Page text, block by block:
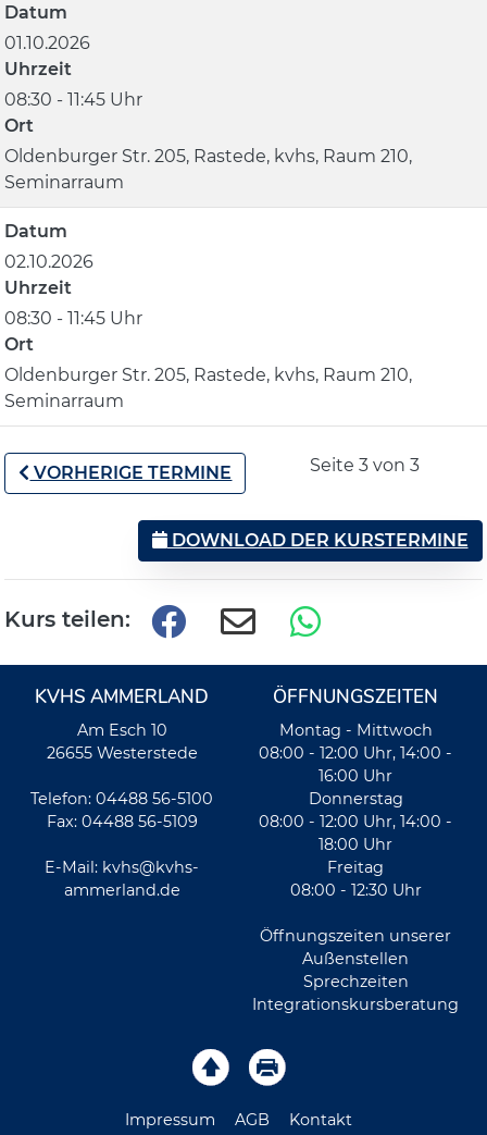
Datum
01.10.2026
Uhrzeit
08:30 - 11:45 Uhr
Ort
Oldenburger Str. 205, Rastede, kvhs, Raum 210,
Seminarraum
Datum
02.10.2026
Uhrzeit
08:30 - 11:45 Uhr
Ort
Oldenburger Str. 205, Rastede, kvhs, Raum 210,
Seminarraum
VORHERIGE TERMINE Seite 3 von 3
DOWNLOAD DER KURSTERMINE
Kurs teilen:
KVHS AMMERLAND
Am Esch 10
26655 Westerstede
Telefon: 04488 56-5100
Fax: 04488 56-5109
E-Mail: kvhs@kvhs-
ammerland.de
ÖFFNUNGSZEITEN
Montag - Mittwoch
08:00 - 12:00 Uhr, 14:00 -
16:00 Uhr
Donnerstag
08:00 - 12:00 Uhr, 14:00 -
18:00 Uhr
Freitag
08:00 - 12:30 Uhr
Öffnungszeiten unserer
Außenstellen
Sprechzeiten
Integrationskursberatung
Impressum AGB Kontakt